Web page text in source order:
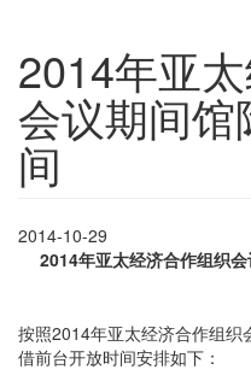
2014年亚
会议期间
间
2014-10-29
2014年亚太经济合作组织
按照2014年亚太经济合作组织
借前台开放时间安排如下：